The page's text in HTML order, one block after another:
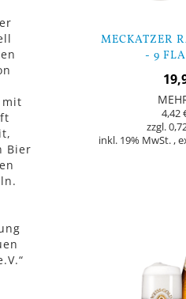
MECKATZER
- 9
4,42
inkl. 19% MwSt. ,
mit
Bier